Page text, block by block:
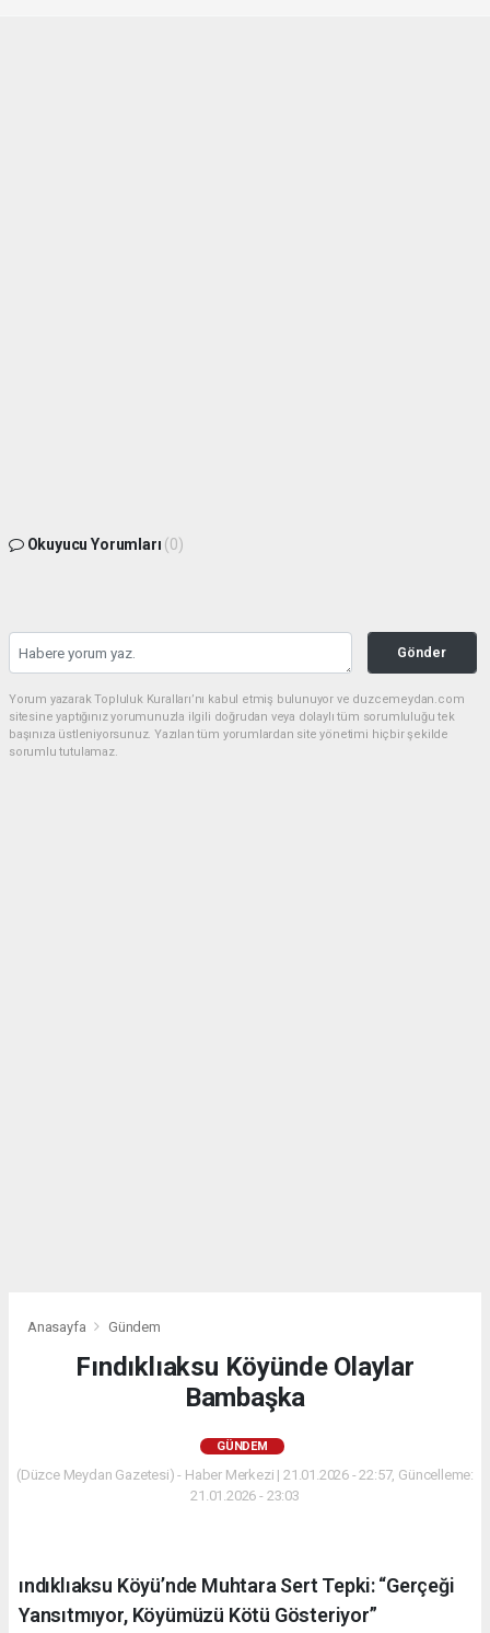
Okuyucu Yorumları (0)
Gönder
Yorum yazarak Topluluk Kuralları’nı kabul etmiş bulunuyor ve duzcemeydan.com
sitesine yaptığınız yorumunuzla ilgili doğrudan veya dolaylı tüm sorumluluğu tek
başınıza üstleniyorsunuz. Yazılan tüm yorumlardan site yönetimi hiçbir şekilde
sorumlu tutulamaz.
Anasayfa Gündem
Fındıklıaksu Köyünde Olaylar
Bambaşka
GÜNDEM
(Düzce Meydan Gazetesi) - Haber Merkezi | 21.01.2026 - 22:57, Güncelleme:
21.01.2026 - 23:03
ındıklıaksu Köyü’nde Muhtara Sert Tepki: “Gerçeği
Yansıtmıyor, Köyümüzü Kötü Gösteriyor”